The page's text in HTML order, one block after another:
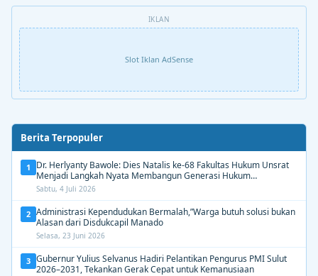
IKLAN
Slot Iklan AdSense
Berita Terpopuler
1
Dr. Herlyanty Bawole: Dies Natalis ke-68 Fakultas Hukum Unsrat
Menjadi Langkah Nyata Membangun Generasi Hukum
Berdampak
Sabtu, 4 Juli 2026
2 Administrasi Kependudukan Bermalah,”Warga butuh solusi bukan
Alasan dari Disdukcapil Manado
Selasa, 23 Juni 2026
3 Gubernur Yulius Selvanus Hadiri Pelantikan Pengurus PMI Sulut
2026–2031, Tekankan Gerak Cepat untuk Kemanusiaan